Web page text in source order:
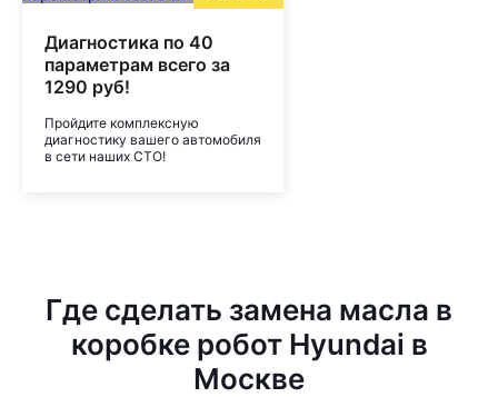
Диагностика по 40
параметрам всего за
1290 руб!
Пройдите комплексную
диагностику вашего автомобиля
в сети наших СТО!
Где сделать замена масла в
коробке робот Hyundai в
Москве